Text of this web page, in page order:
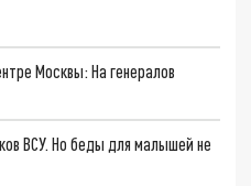
Москвы: На генералов
ВСУ. Но беды для малышей не